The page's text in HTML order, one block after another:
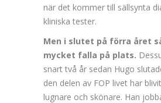
när det kommer till sällsynta
kliniska tester.
Men i slutet på förra året
mycket falla på plats.
snart två år sedan Hugo
den delen av FOP livet har
lugnare och skönare. Han